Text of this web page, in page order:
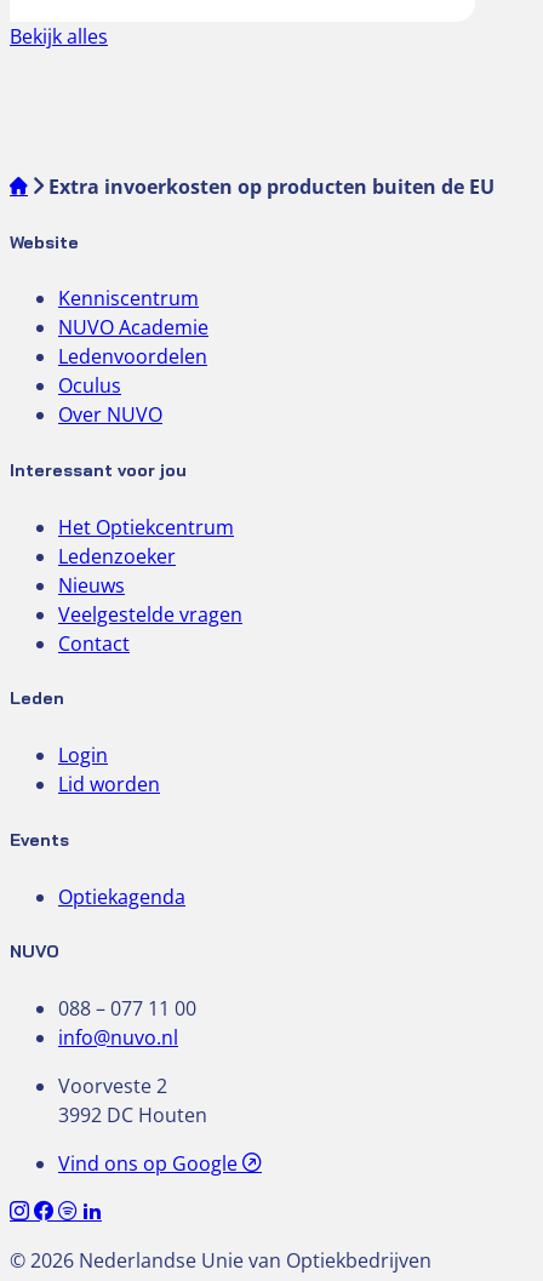
werd getroffen…
Bekijk alles
Extra invoerkosten op producten buiten de EU
Website
Kenniscentrum
NUVO Academie
Ledenvoordelen
Oculus
Over NUVO
Interessant voor jou
Het Optiekcentrum
Ledenzoeker
Nieuws
Veelgestelde vragen
Contact
Leden
Login
Lid worden
Events
Optiekagenda
NUVO
088 – 077 11 00
info@nuvo.nl
Voorveste 2
3992 DC Houten
Vind ons op Google
© 2026 Nederlandse Unie van Optiekbedrijven